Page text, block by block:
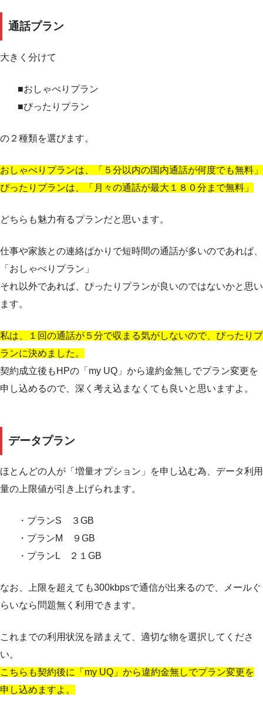
通話プラン
大きく分けて
■おしゃべりプラン
■ぴったりプラン
の２種類を選びます。
おしゃべりプランは、「５分以内の国内通話が何度でも無料」
ぴったりプランは、「月々の通話が最大１８０分まで無料」
どちらも魅力有るプランだと思います。
仕事や家族との連絡ばかりで短時間の通話が多いのであれば、
「おしゃべりプラン」
それ以外であれば、ぴったりプランが良いのではないかと思い
ます。
私は、１回の通話が５分で収まる気がしないので、ぴったりプ
ランに決めました。
契約成立後もHPの「my UQ」から違約金無しでプラン変更を
申し込めるので、深く考え込まなくても良いと思いますよ。
データプラン
ほとんどの人が「増量オプション」を申し込む為、データ利用
量の上限値が引き上げられます。
・プランS ３GB
・プランM ９GB
・プランL ２１GB
なお、上限を超えても300kbpsで通信が出来るので、メールぐ
らいなら問題無く利用できます。
これまでの利用状況を踏まえて、適切な物を選択してくださ
い。
こちらも契約後に「my UQ」から違約金無しでプラン変更を
申し込めますよ。